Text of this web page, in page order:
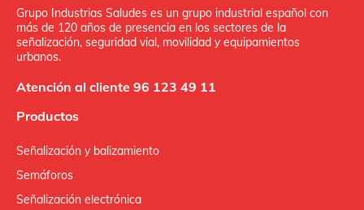
Grupo Industrias Saludes es un grupo industrial español con
más de 120 años de presencia en los sectores de la
señalización, seguridad vial, movilidad y equipamientos
urbanos.
Atención al cliente 96 123 49 11
Productos
Señalización y balizamiento
Semáforos
Señalización electrónica